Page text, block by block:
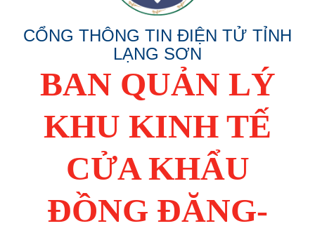
CỔNG THÔNG TIN ĐIỆN TỬ TỈNH
LẠNG SƠN
BAN QUẢN LÝ
KHU KINH TẾ
CỬA KHẨU
ĐỒNG ĐĂNG-